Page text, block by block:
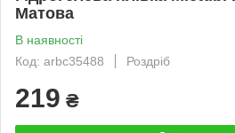
Матова
В наявності
Код: arbc35488
Роздріб
219 ₴